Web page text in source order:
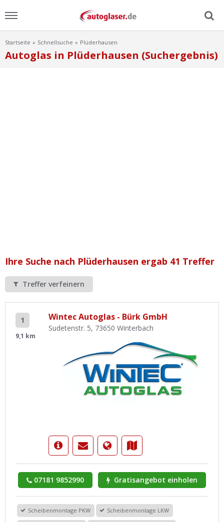
Menu
Startseite Schnellsuche Plüderhausen
Autoglas in Plüderhausen (Suchergebnis)
Ihre Suche nach Plüderhausen ergab 41 Treffer
Treffer verfeinern
1
9,1 km
Wintec Autoglas - Bürk GmbH
Sudetenstr. 5, 73650 Winterbach
07181 9852990 Gratisangebot einholen
Scheibenmontage PKW Scheibenmontage LKW